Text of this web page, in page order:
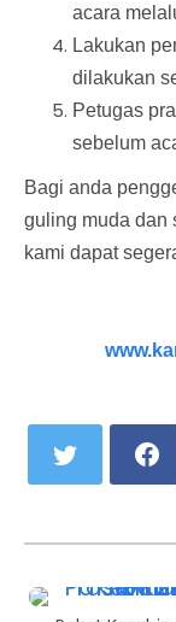
acara
Lakukan
dilakukan
Petugas
sebelum
Bagi anda
guling muda dan
kami dapat